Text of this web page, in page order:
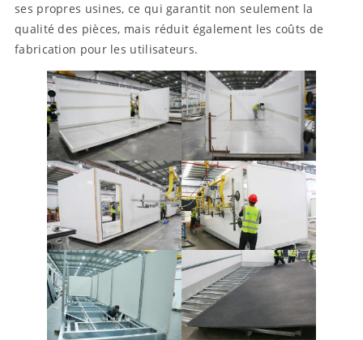
ses propres usines, ce qui garantit non seulement la
qualité des pièces, mais réduit également les coûts de
fabrication pour les utilisateurs.